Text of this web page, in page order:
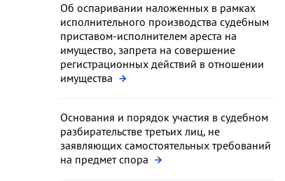
Об оспаривании наложенных в рамках
исполнительного производства судебным
приставом-исполнителем ареста на
имущество, запрета на совершение
регистрационных действий в отношении
имущества
Основания и порядок участия в судебном
разбирательстве третьих лиц, не
заявляющих самостоятельных требований
на предмет спора